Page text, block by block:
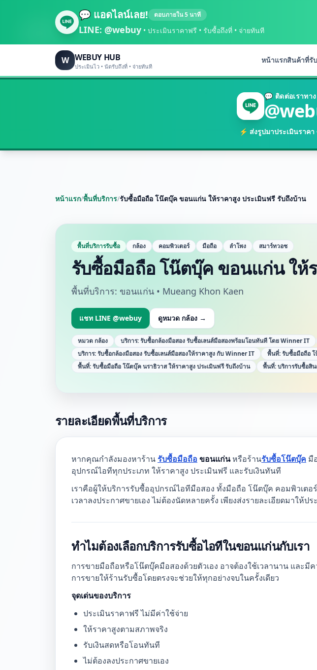
💬 แอดไลน์เลย! ตอบภายใน 5 นาที
LINE: @webuy • ประเมินราคาฟรี • รับซื้อถึงที่ • จ่ายทันที
W WEBUY HUB
ประเมินไว • นัดรับถึงที่ • จ่ายทันที
หน้าแรกสินค้าที่รั
💬 ติดต่อเราทา
⚡ ส่งรูปมาประเมินราค
หน้าแรก/พื้นที่บริการ/รับซื้อมือถือ โน๊ตบุ๊ค ขอนแก่น ให้ราคาสูง ประเมินฟรี รับถึงบ้าน
พื้นที่บริการรับซื้อ กล้อง คอมพิวเตอร์ มือถือ ลำโพง สมาร์ทวอช
รับซื้อมือถือ โน๊ตบุ๊ค ขอนแก่น ให้
พื้นที่บริการ: ขอนแก่น • Mueang Khon Kaen
แชท LINE @webuy ดูหมวด กล้อง →
หมวดกล้อง บริการ:รับซื้อกล้องมือสอง รับซื้อเลนส์มือสองพร้อมโอนทันที โดย Winner IT
บริการ:รับซื้อกล้องมือสอง รับซื้อเลนส์มือสองให้ราคาสูง กับ Winner IT พื้นที่:รับซื้อมือถือ
พื้นที่:รับซื้อมือถือ โน๊ตบุ๊ค นราธิวาส ให้ราคาสูง ประเมินฟรี รับถึงบ้าน พื้นที่:บริการรับซื้อสิ
รายละเอียดพื้นที่บริการ
หากคุณกำลังมองหาร้าน รับซื้อมือถือ ขอนแก่นหรือร้านรับซื้อโน๊ตบุ๊ค มื
อุปกรณ์ไอทีทุกประเภท ให้ราคาสูง ประเมินฟรี และรับเงินทันที
เราคือผู้ให้บริการรับซื้ออุปกรณ์ไอทีมือสอง ทั้งมือถือ โน๊ตบุ๊ค คอมพิวเตอ
เวลาลงประกาศขายเอง ไม่ต้องนัดหลายครั้ง เพียงส่งรายละเอียดมาให้ป
ทำไมต้องเลือกบริการรับซื้อไอทีในขอนแก่นกับเรา
การขายมือถือหรือโน๊ตบุ๊คมือสองด้วยตัวเอง อาจต้องใช้เวลานาน และ
การขายให้ร้านรับซื้อโดยตรงจะช่วยให้ทุกอย่างจบในครั้งเดียว
จุดเด่นของบริการ
ประเมินราคาฟรี ไม่มีค่าใช้จ่าย
ให้ราคาสูงตามสภาพจริง
รับเงินสดหรือโอนทันที
ไม่ต้องลงประกาศขายเอง